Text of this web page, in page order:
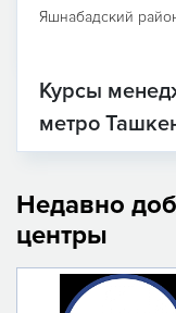
Яшнабадский
Курсы
метро
Недавно
центры